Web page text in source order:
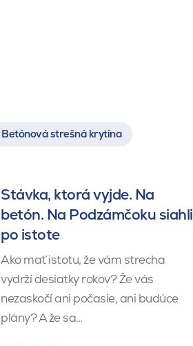
Betónová strešná krytina
Stávka, ktorá vyjde. Na
betón. Na Podzámčoku siahli
po istote
Ako mať istotu, že vám strecha
vydrží desiatky rokov? Že vás
nezaskočí ani počasie, ani budúce
plány? A že sa…